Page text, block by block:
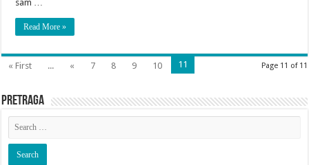
sam …
Read More »
Page 11 of 11
« First ... « 7 8 9 10 11
Pretraga